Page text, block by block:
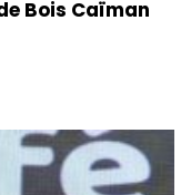
Bois Caïman